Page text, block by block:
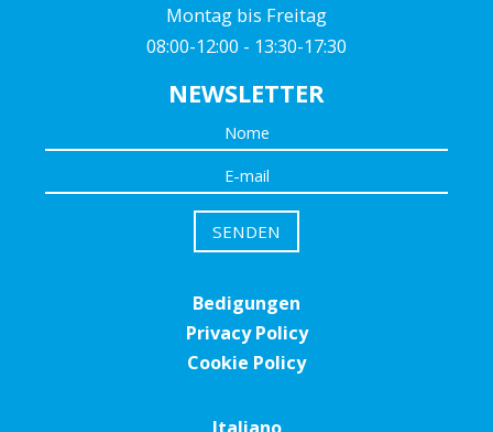
Montag bis Freitag
08:00-12:00 - 13:30-17:30
NEWSLETTER
Bedigungen
Privacy Policy
Cookie Policy